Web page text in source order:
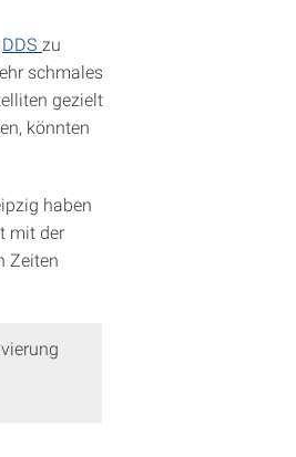
DDS zu
schmales
gezielt
könnten
haben
mit der
Zeiten